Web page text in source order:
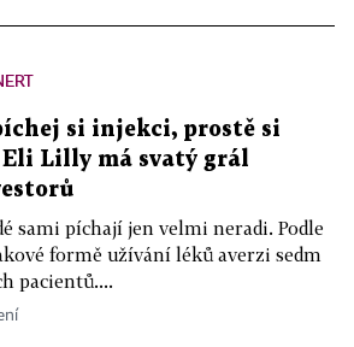
si injekci, prostě si
Eli Lilly má svatý grál
sami píchají jen velmi neradi. Podle
formě užívání léků averzi sedm
pacientů....